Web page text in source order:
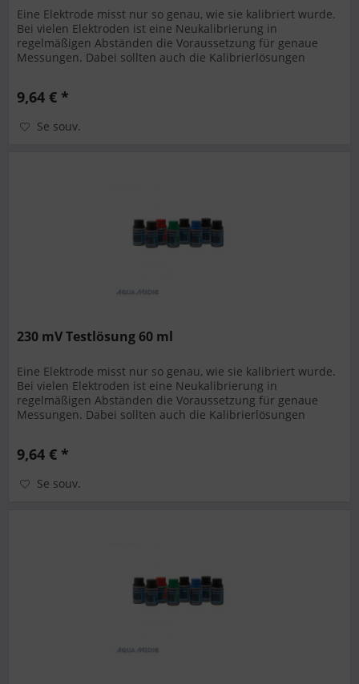
Eine Elektrode misst nur so genau, wie sie kalibriert wurde.
Bei vielen Elektroden ist eine Neukalibrierung in
regelmäßigen Abständen die Voraussetzung für genaue
Messungen. Dabei sollten auch die Kalibrierlösungen
9,64 € *
Se souv.
230 mV Testlösung 60 ml
Eine Elektrode misst nur so genau, wie sie kalibriert wurde.
Bei vielen Elektroden ist eine Neukalibrierung in
regelmäßigen Abständen die Voraussetzung für genaue
Messungen. Dabei sollten auch die Kalibrierlösungen
9,64 € *
Se souv.